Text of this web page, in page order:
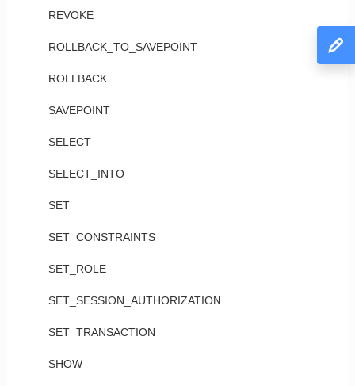
REVOKE
ROLLBACK_TO_SAVEPOINT
ROLLBACK
SAVEPOINT
SELECT
SELECT_INTO
SET
SET_CONSTRAINTS
SET_ROLE
SET_SESSION_AUTHORIZATION
SET_TRANSACTION
SHOW